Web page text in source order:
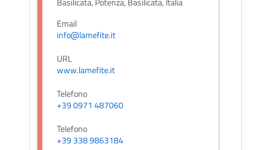
Email
info@lamefite.it
URL
www.lamefite.it
Telefono
+39 0971 487060
Telefono
+39 338 9863184